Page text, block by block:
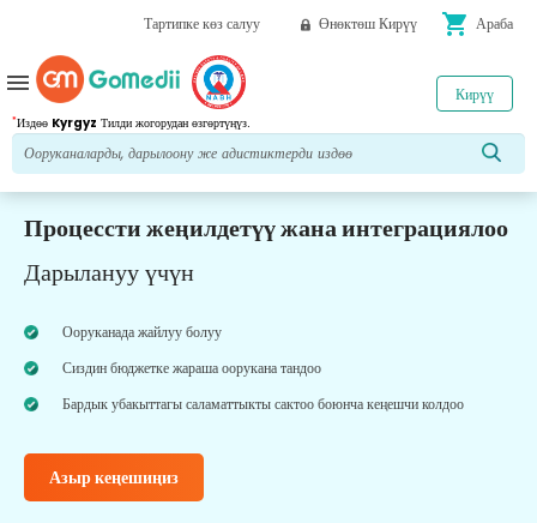
Тартипке көз салуу Өнөктөш Кирүү shopping_cart Араба
*Издөө Kyrgyz Тилди жогорудан өзгөртүңүз.
Кирүү
menu
Процессти жеңилдетүү жана интеграциялоо
Дарылануу үчүн
Ооруканада жайлуу болуу
Сиздин бюджетке жараша оорукана тандоо
Бардык убакыттагы саламаттыкты сактоо боюнча кеңешчи колдоо
Азыр кеңешиңиз